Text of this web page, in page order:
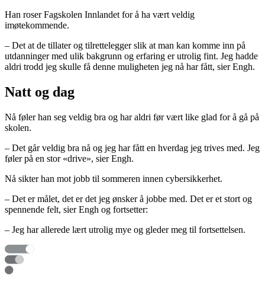
Han roser Fagskolen Innlandet for å ha vært veldig
imøtekommende.
– Det at de tillater og tilrettelegger slik at man kan komme inn på
utdanninger med ulik bakgrunn og erfaring er utrolig fint. Jeg hadde
aldri trodd jeg skulle få denne muligheten jeg nå har fått, sier Engh.
Natt og dag
Nå føler han seg veldig bra og har aldri før vært like glad for å gå på
skolen.
– Det går veldig bra nå og jeg har fått en hverdag jeg trives med. Jeg
føler på en stor «drive», sier Engh.
Nå sikter han mot jobb til sommeren innen cybersikkerhet.
– Det er målet, det er det jeg ønsker å jobbe med. Det er et stort og
spennende felt, sier Engh og fortsetter:
– Jeg har allerede lært utrolig mye og gleder meg til fortsettelsen.